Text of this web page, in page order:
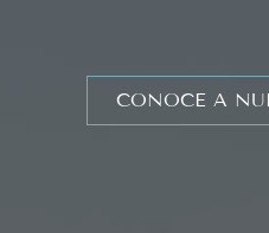
CONOCE A